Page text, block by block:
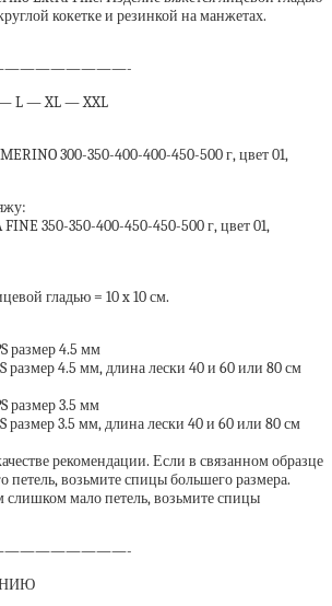
кокетке и резинкой на манжетах.
L — XL — XXL
300-350-400-400-450-500 г, цвет 01,
FINE 350-350-400-450-450-500 г, цвет 01,
гладью = 10 x 10 см.
размер 4.5 мм
размер 4.5 мм, длина лески 40 и 60 или 80 см
размер 3.5 мм
размер 3.5 мм, длина лески 40 и 60 или 80 см
рекомендации. Если в связанном образце
петель, возьмите спицы большего размера.
слишком мало петель, возьмите спицы